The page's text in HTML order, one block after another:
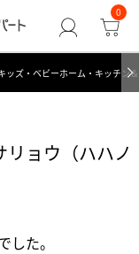
0
ッズ・ベビーホーム・キッチン
ョウ（ハハノ
した。